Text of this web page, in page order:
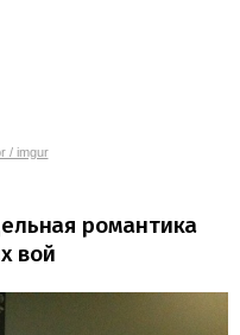
/ imgur
романтика
вой